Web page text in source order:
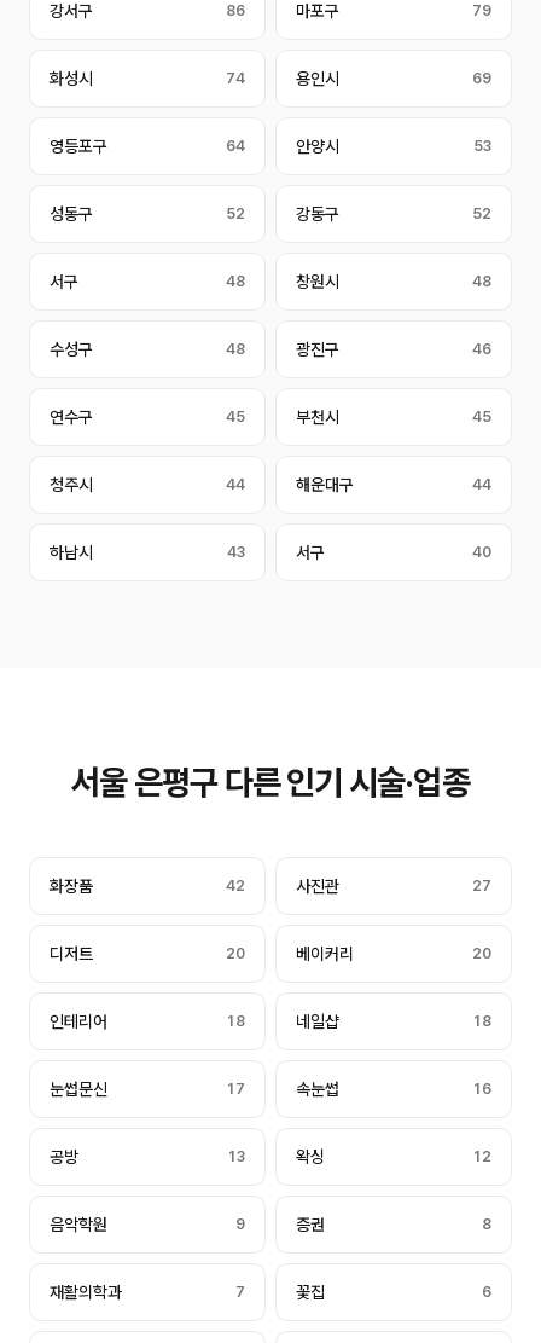
강서구 86 마포구 79
화성시 74 용인시 69
영등포구 64 안양시 53
성동구 52 강동구 52
서구 48 창원시 48
수성구 48 광진구 46
연수구 45 부천시 45
청주시 44 해운대구 44
하남시 43 서구 40
서울 은평구 다른 인기 시술·업종
화장품 42 사진관 27
디저트 20 베이커리 20
인테리어 18 네일샵 18
눈썹문신 17 속눈썹 16
공방 13 왁싱 12
음악학원 9 증권 8
재활의학과 7 꽃집 6